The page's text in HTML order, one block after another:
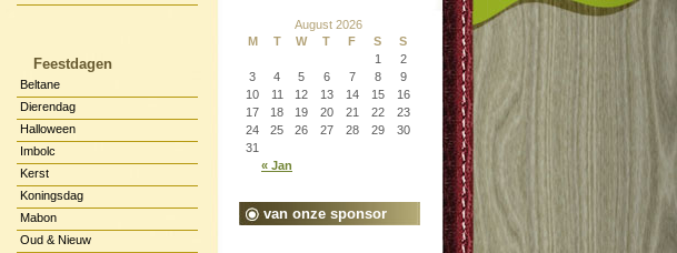
Feestdagen
Beltane
Dierendag
Halloween
Imbolc
Kerst
Koningsdag
Mabon
Oud & Nieuw
August 2026
M
T W T F S S
« Jan
1
2
3
4 5 6 7 8
9
10
11 12 13 14 15
16
17
18 19 20 21 22
23
24
25 26 27 28 29
30
31
van onze sponsor